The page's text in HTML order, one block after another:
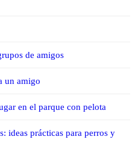
de amigos
un amigo
en el parque con pelota
ideas prácticas para perros y